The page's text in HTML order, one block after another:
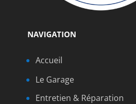
NAVIGATION
Accueil
Le Garage
Entretien & Réparation